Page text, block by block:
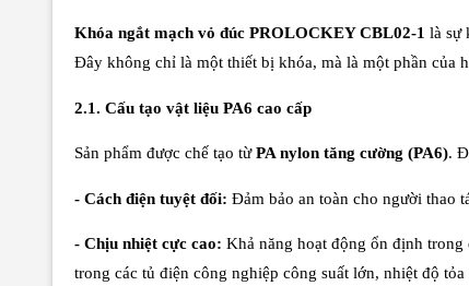
Khóa ngắt mạch vỏ đúc PROLOCKEY CBL02-1 là sự
Đây không chỉ là một thiết bị khóa, mà là một phần của
2.1. Cấu tạo vật liệu PA6 cao cấp
Sản phẩm được chế tạo từPA nylon tăng cường (PA6).
- Cách điện tuyệt đối: Đảm bảo an toàn cho người thao
- Chịu nhiệt cực cao: Khả năng hoạt động ổn định
trong các tủ điện công nghiệp công suất lớn, nhiệt độ